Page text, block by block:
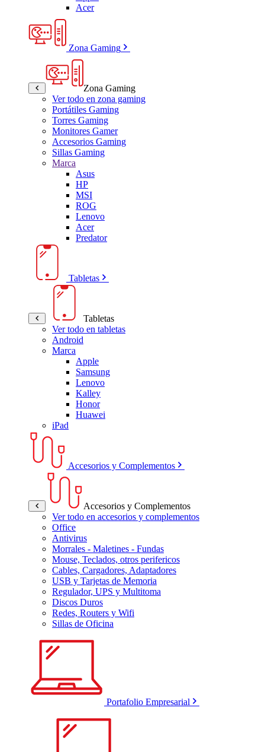
Acer
Zona Gaming
Zona Gaming
Ver todo en zona gaming
Portátiles Gaming
Torres Gaming
Monitores Gamer
Accesorios Gaming
Sillas Gaming
Marca
Asus
HP
MSI
ROG
Lenovo
Acer
Predator
Tabletas
Tabletas
Ver todo en tabletas
Android
Marca
Apple
Samsung
Lenovo
Kalley
Honor
Huawei
iPad
Accesorios y Complementos
Accesorios y Complementos
Ver todo en accesorios y complementos
Office
Antivirus
Morrales - Maletines - Fundas
Mouse, Teclados, otros perifericos
Cables, Cargadores, Adaptadores
USB y Tarjetas de Memoria
Regulador, UPS y Multitoma
Discos Duros
Redes, Routers y Wifi
Sillas de Oficina
Portafolio Empresarial